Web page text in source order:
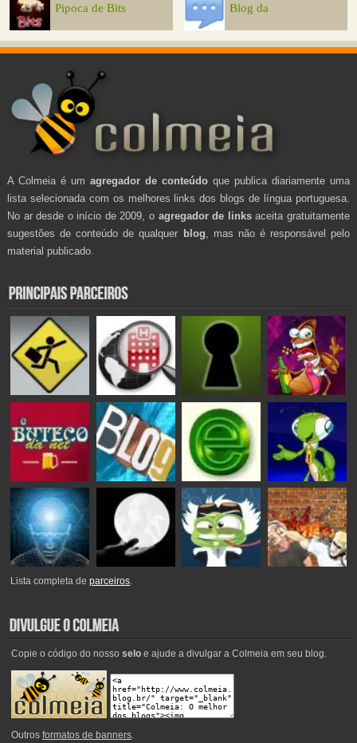
Pipoca de Bits Blog da
A Colmeia é um agregador de conteúdo que publica diariamente uma
lista selecionada com os melhores links dos blogs de língua portuguesa.
No ar desde o início de 2009, o agregador de linksaceita gratuitamente
sugestões de conteúdo de qualquer blog , mas não é responsável pelo
material publicado.
Lista completa deparceiros.
Copie o código do nosso seloe ajude a divulgar a Colmeia em seu blog.
Outros formatos de banners.